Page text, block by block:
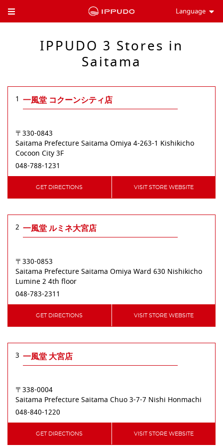
Toggle Header Menu Language
IPPUDO 3 Stores in
Saitama
1 一風堂 コクーンシティ店
〒330-0843
Saitama PrefectureSaitama Omiya 4-263-1 Kishikicho
Cocoon City 3F
048-788-1231
GET DIRECTIONS VISIT STORE WEBSITE
2 一風堂 ルミネ大宮店
〒330-0853
Saitama PrefectureSaitama Omiya Ward 630 Nishikicho
Lumine 2 4th floor
048-783-2311
GET DIRECTIONS VISIT STORE WEBSITE
3 一風堂 大宮店
〒338-0004
Saitama PrefectureSaitama Chuo3-7-7 Nishi Honmachi
048-840-1220
GET DIRECTIONS VISIT STORE WEBSITE